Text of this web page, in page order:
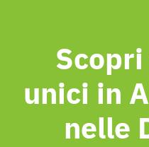
unici in
nelle